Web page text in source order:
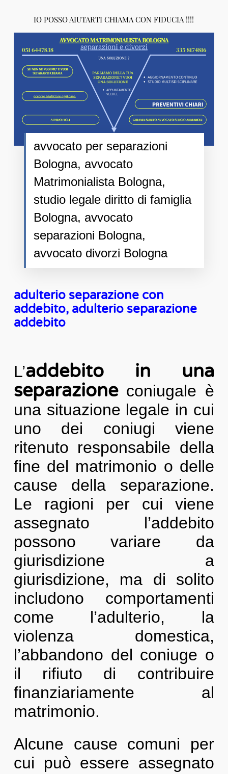
IO POSSO AIUTARTI CHIAMA CON FIDUCIA !!!!
avvocato per separazioni
Bologna, avvocato
Matrimonialista Bologna,
studio legale diritto di famiglia
Bologna, avvocato
separazioni Bologna,
avvocato divorzi Bologna
adulterio separazione con
addebito, adulterio separazione
addebito
L’addebito in una
separazioneconiugale è
una situazione legale in cui
uno dei coniugi viene
ritenuto responsabile della
fine del matrimonio o delle
cause della separazione.
Le ragioni per cui viene
assegnato l’addebito
possono variare da
giurisdizione a
giurisdizione, ma di solito
includono comportamenti
come l’adulterio, la
violenza domestica,
l’abbandono del coniuge o
il rifiuto di contribuire
finanziariamente al
matrimonio.
Alcune cause comuni per
cui può essere assegnato